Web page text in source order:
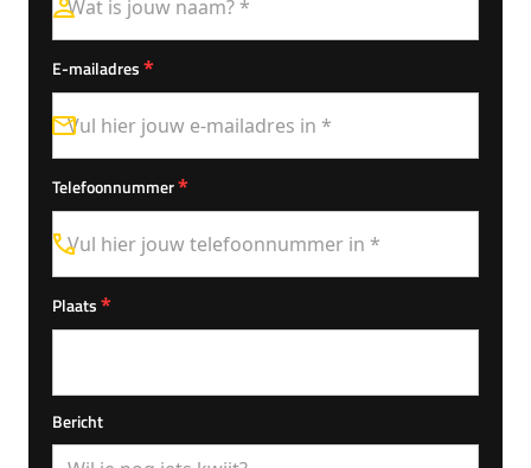
E-mailadres*
Telefoonnummer*
Plaats*
Bericht